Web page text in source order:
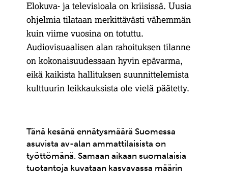
Elokuva- ja televisioala on kriisissä. Uusia
ohjelmia tilataan merkittävästi vähemmän
kuin viime vuosina on totuttu.
Audiovisuaalisen alan rahoituksen tilanne
on kokonaisuudessaan hyvin epävarma,
eikä kaikista hallituksen suunnittelemista
kulttuurin leikkauksista ole vielä päätetty.
Tänä kesänä ennätysmäärä Suomessa
asuvista av-alan ammattilaisista on
työttömänä. Samaan aikaan suomalaisia
tuotantoja kuvataan kasvavassa määrin